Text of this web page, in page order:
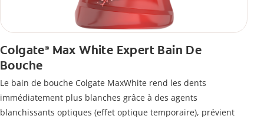
Colgate®Max White Expert Bain De
Bouche
Le bain de bouche Colgate MaxWhite rend les dents
immédiatement plus blanches grâce à des agents
blanchissants optiques (effet optique temporaire), prévient